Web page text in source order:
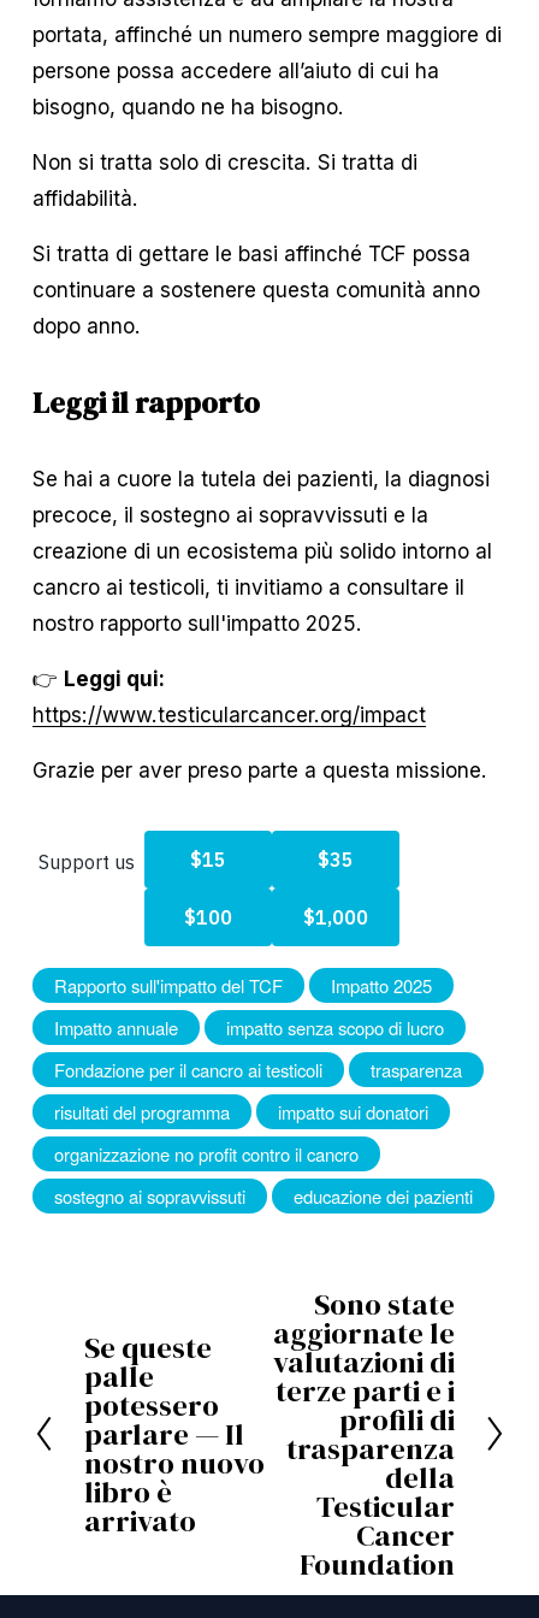
portata, affinché un numero sempre maggiore di
persone possa accedere all’aiuto di cui ha
bisogno, quando ne ha bisogno.
Non si tratta solo di crescita. Si tratta di
affidabilità.
Si tratta di gettare le basi affinché TCF possa
continuare a sostenere questa comunità anno
dopo anno.
Leggi il rapporto
Se hai a cuore la tutela dei pazienti, la diagnosi
precoce, il sostegno ai sopravvissuti e la
creazione di un ecosistema più solido intorno al
cancro ai testicoli, ti invitiamo a consultare il
nostro rapporto sull'impatto 2025.
👉 Leggi qui:
https://www.testicularcancer.org/impact
Grazie per aver preso parte a questa missione.
Rapporto sull'impatto del TCF
Impatto 2025
Impatto annuale
impatto senza scopo di lucro
Fondazione per il cancro ai testicoli
trasparenza
risultati del programma
impatto sui donatori
organizzazione no profit contro il cancro
sostegno ai sopravvissuti
educazione dei pazienti
P
r
e
c
e
d
n
Se queste
palle
potessero
parlare — Il
nostro nuovo
libro è
arrivato
v
a
Sono state
aggiornate le
valutazioni di
terze parti e i
profili di
trasparenza
della
Testicular
Cancer
Foundation